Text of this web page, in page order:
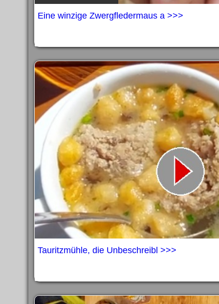
Eine winzige Zwergfledermaus a >>>
Tauritzmühle, die Unbeschreibl >>>